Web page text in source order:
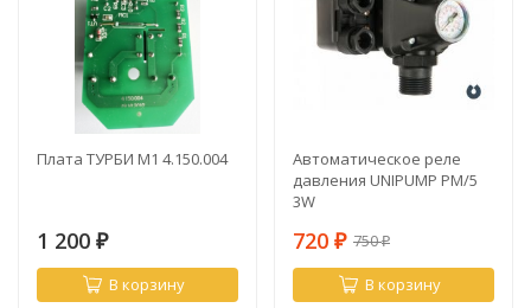
Плата ТУРБИ М1 4.150.004
1 200 ₽
В корзину
Автоматическое реле
давления UNIPUMP PM/5
3W
720 ₽ 750₽
В корзину